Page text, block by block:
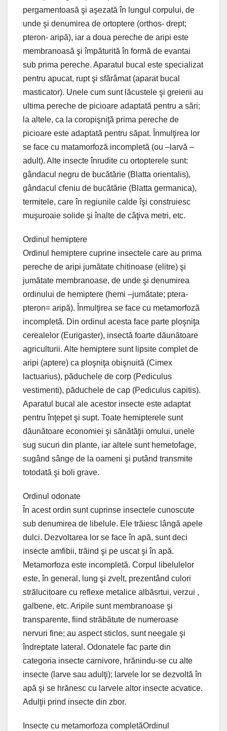
pergamentoasă şi aşezată în lungul corpului, de
unde şi denumirea de ortoptere (orthos- drept;
pteron- aripă), iar a doua pereche de aripi este
membranoasă şi împăturită în formă de evantai
sub prima pereche. Aparatul bucal este specializat
pentru apucat, rupt şi sfărâmat (aparat bucal
masticator). Unele cum sunt lăcustele şi greierii au
ultima pereche de picioare adaptată pentru a sări;
la altele, ca la coropişniţă prima pereche de
picioare este adaptată pentru săpat. Înmulţirea lor
se face cu matamorfoză incompletă (ou –larvă –
adult). Alte insecte înrudite cu ortopterele sunt:
gândacul negru de bucătărie (Blatta orientalis),
gândacul cfeniu de bucătărie (Blatta germanica),
termitele, care în regiunile calde îşi construiesc
muşuroaie solide şi înalte de câţiva metri, etc.
Ordinul hemiptere
Ordinul hemiptere cuprine insectele care au prima
pereche de aripi jumătate chitinoase (elitre) şi
jumătate membranoase, de unde şi denumirea
ordinului de hemiptere (hemi –jumătate; ptera-
pteron= aripă). Înmulţirea se face cu metamorfoză
incompletă. Din ordinul acesta face parte ploşniţa
cerealelor (Eurigaster), insectă foarte dăunătoare
agriculturii. Alte hemiptere sunt lipsite complet de
aripi (aptere) ca ploşniţa obişnuită (Cimex
lactuarius), păduchele de corp (Pediculus
vestimenti), păduchele de cap (Pediculus capitis).
Aparatul bucal ale acestor insecte este adaptat
pentru înţepet şi supt. Toate hemipterele sunt
dăunătoare economiei şi sănătăţii omului, unele
sug sucuri din plante, iar altele sunt hemetofage,
sugând sânge de la oameni şi putând transmite
totodată şi boli grave.
Ordinul odonate
În acest ordin sunt cuprinse insectele cunoscute
sub denumirea de libelule. Ele trăiesc lângă apele
dulci. Dezvoltarea lor se face în apă, sunt deci
insecte amfibii, trăind şi pe uscat şi în apă.
Metamorfoza este incompletă. Corpul libelulelor
este, în general, lung şi zvelt, prezentând culori
strălucitoare cu reflexe metalice albăsrtui, verzui ,
galbene, etc. Aripile sunt membranoase şi
transparente, fiind străbătute de numeroase
nervuri fine; au aspect sticlos, sunt neegale şi
îndreptate lateral. Odonatele fac parte din
categoria insecte carnivore, hrănindu-se cu alte
insecte (larve sau adulţi); larvele lor se dezvoltă în
apă şi se hrănesc cu larvele altor insecte acvatice.
Adulţii prind insecte din zbor.
Insecte cu metamorfoza completăOrdinul